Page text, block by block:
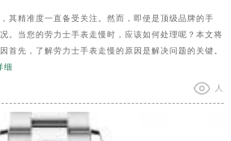
其精准度一直备受关注。然而，即使是顶级品牌的手
。当您的劳力士手表走慢时，应该如何处理呢？本文将
首先，了解劳力士手表走慢的原因是解决问题的关键。
细
人